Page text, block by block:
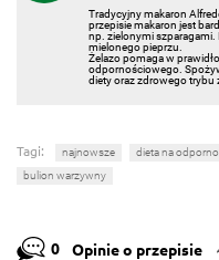
Tradycyjny makaron
przepisie makaron jest
np. zielonymi szparagami.
mielonego pieprzu.
Żelazo pomaga w
odpornościowego.
diety oraz zdrowego trybu
Tagi: najnowsze dieta na
bulion warzywny
0 Opinie o przepisie